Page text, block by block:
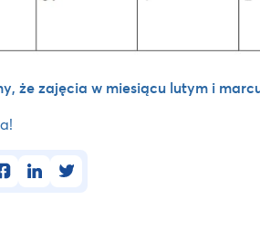
że zajęcia w miesiącu lutym i
linkedintwitter